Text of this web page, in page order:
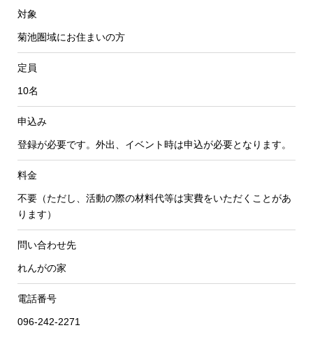
対象
菊池圏域にお住まいの方
定員
10名
申込み
登録が必要です。外出、イベント時は申込が必要となります。
料金
不要（ただし、活動の際の材料代等は実費をいただくことがあ
ります）
問い合わせ先
れんがの家
電話番号
096-242-2271